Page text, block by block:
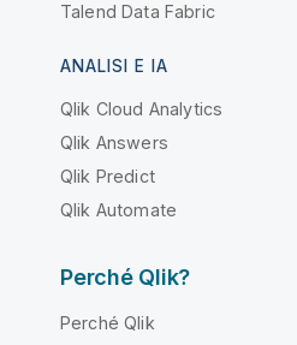
Talend Data Fabric
ANALISI E IA
Qlik Cloud Analytics
Qlik Answers
Qlik Predict
Qlik Automate
Perché Qlik?
Perché Qlik